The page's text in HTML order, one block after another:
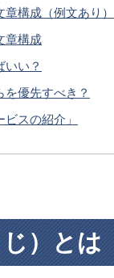
構成（例文あり）
章構成
いい？
優先すべき？
スの紹介」
）とは